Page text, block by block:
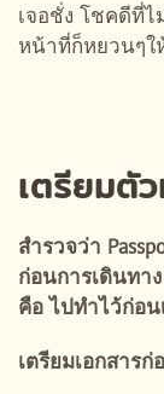
เจอชั่ง โชคดีที่ไ
หน้าที่ก็หยวนๆใ
เตรียมตั
สำรวจว่า
ก่อนการเดินทา
คือ ไปทำไว้ก่อ
เตรียมเอกสาร